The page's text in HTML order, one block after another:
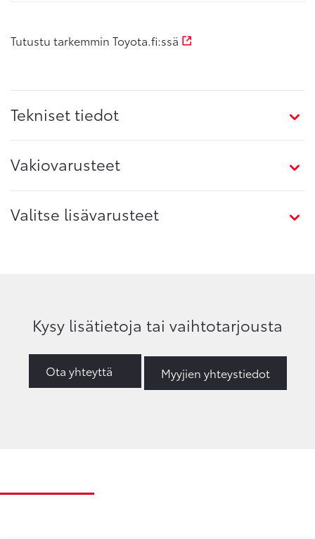
Tutustu tarkemmin Toyota.fi:ssä
Tekniset tiedot
Vakiovarusteet
Valitse lisävarusteet
Kysy lisätietoja tai vaihtotarjousta
Ota yhteyttä Myyjien yhteystiedot